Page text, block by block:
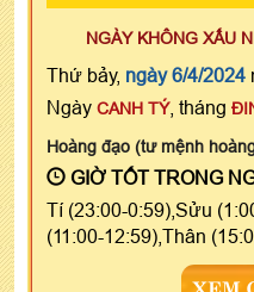
NGÀY KHÔNG XẤU
Thứ bảy, ngày 6/4/2024
Ngày CANH TÝ, tháng
Hoàng đạo (tư mệnh
GIỜ TỐT TRONG
Tí (23:00-0:59),Sửu
(11:00-12:59),Thân
XEM